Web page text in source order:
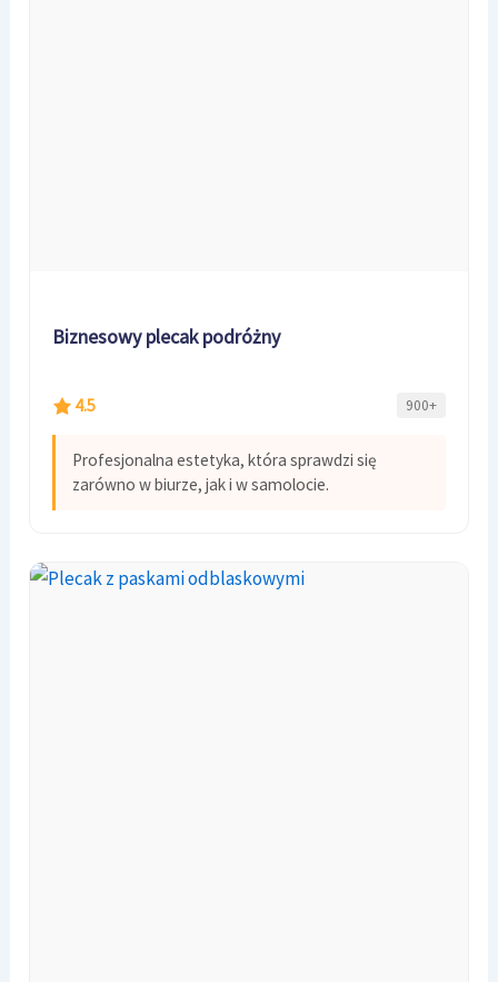
Biznesowy plecak podróżny
4.5 900+
Profesjonalna estetyka, która sprawdzi się
zarówno w biurze, jak i w samolocie.